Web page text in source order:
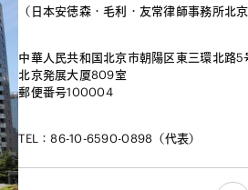
（日本安徳森・毛利・友常律師事務所北京
中華人民共和国北京市朝陽区東三環北路5
北京発展大厦809室
郵便番号100004
TEL：86-10-6590-0898（代表）